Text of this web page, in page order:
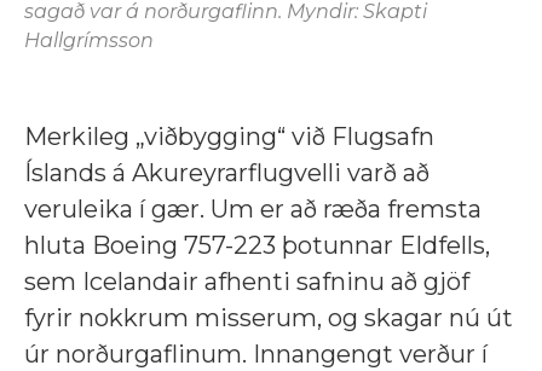
sagað var á norðurgaflinn. Myndir: Skapti
Hallgrímsson
Merkileg „viðbygging“ við Flugsafn
Íslands á Akureyrarflugvelli varð að
veruleika í gær. Um er að ræða fremsta
hluta Boeing 757-223 þotunnar Eldfells,
sem Icelandair afhenti safninu að gjöf
fyrir nokkrum misserum, og skagar nú út
úr norðurgaflinum. Innangengt verður í